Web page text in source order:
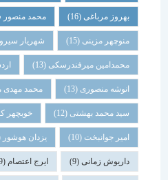
بهروز مرباغی (16) محمد منصور فلامکی
منوچهر مزینی(15) شهریار سیروس(15)
محمدامین میرفندرسکی(13) اردشیر
انوشه منصوری(13) محمد مهدی محمودی
سید محمد بهشتی(12) خوبچهر
امیر جوانبخت(10) یزدان هوشور(10)
داریوش زمانی(9) ایرج اعتصام(9)